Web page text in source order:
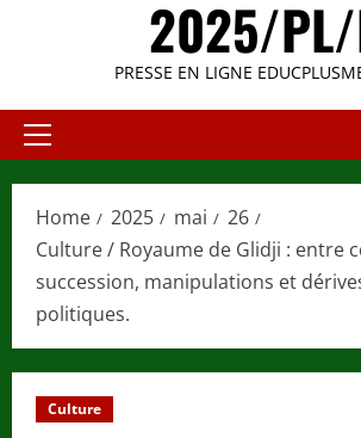
2025/
PRESSE EN LIGNE
Primary
Home 2025 mai
26
Culture / Royaume de Glidji : entre
succession, manipulations et
politiques.
Culture